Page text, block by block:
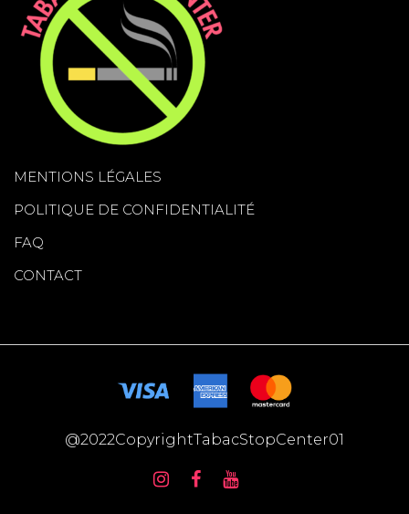
MENTIONS LÉGALES
POLITIQUE DE CONFIDENTIALITÉ
FAQ
CONTACT
@2022CopyrightTabacStopCenter01